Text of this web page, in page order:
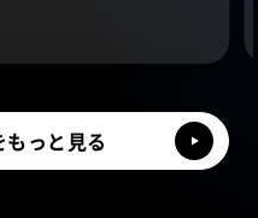
っと見る